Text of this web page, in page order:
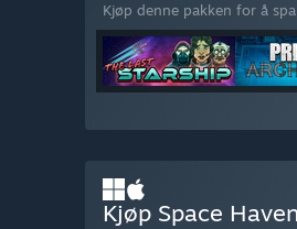
Kjøp denne pakken for å
Kjøp Space